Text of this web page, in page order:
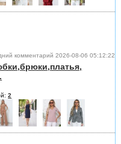
комментарий 2026-08-06 05:12:22
2